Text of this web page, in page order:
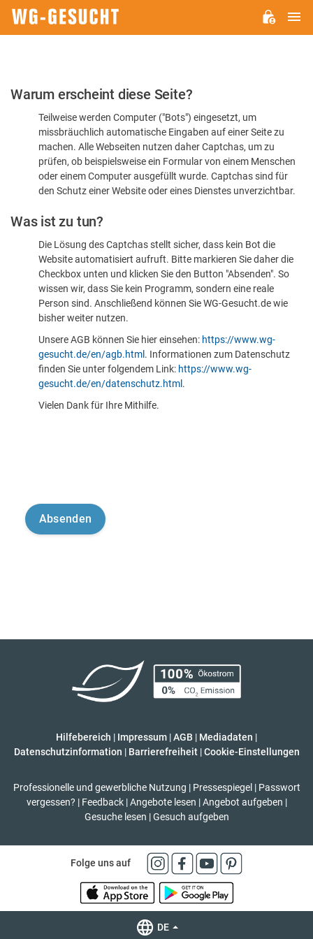
Bitte
dass
sind
Warum erscheint diese Seite?
Teilweise werden Computer ("Bots") eingesetzt, um
missbräuchlich automatische Eingaben auf einer Seite zu
machen. Alle Webseiten nutzen daher Captchas, um zu
prüfen, ob beispielsweise ein Formular von einem Menschen
oder einem Computer ausgefüllt wurde. Captchas sind für
den Schutz einer Website oder eines Dienstes unverzichtbar.
Was ist zu tun?
Die Lösung des Captchas stellt sicher, dass kein Bot die
Website automatisiert aufruft. Bitte markieren Sie daher die
Checkbox unten und klicken Sie den Button "Absenden". So
wissen wir, dass Sie kein Programm, sondern eine reale
Person sind. Anschließend können Sie WG-Gesucht.de wie
bisher weiter nutzen.
Unsere AGB können Sie hier einsehen: https://www.wg-
gesucht.de/en/agb.html . Informationen zum Datenschutz
finden Sie unter folgendem Link: https://www.wg-
gesucht.de/en/datenschutz.html .
Vielen Dank für Ihre Mithilfe.
Hilfebereich | Impressum |AGB | Mediadaten |
Datenschutzinformation | Barrierefreiheit | Cookie-Einstellungen
Professionelle und gewerbliche Nutzung | Pressespiegel | Passwort
vergessen? | Feedback | Angebote lesen | Angebot aufgeben |
Gesuche lesen | Gesuch aufgeben
Folge uns auf
DE